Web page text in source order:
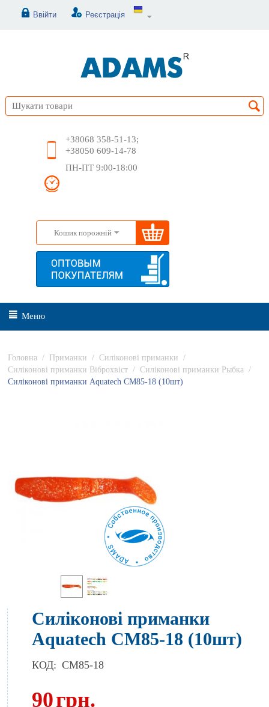
Ввійти Реєстрація
+38068 358-51-13;
+38050 609-14-78
ПН-ПТ 9:00-18:00
Кошик порожній
Меню
Головна / Приманки / Силіконові приманки
/
Силіконові приманки Віброхвіст / Силіконові приманки Рыбка
/
Силіконові приманки Aquatech СМ85-18 (10шт)
Силіконові приманки
Aquatech СМ85-18 (10шт)
КОД: CM85-18
90грн.